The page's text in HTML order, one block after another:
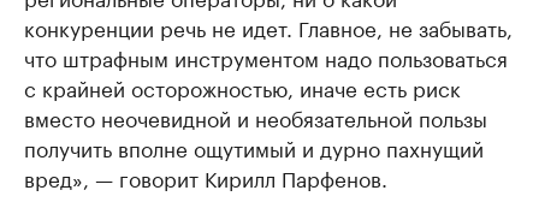
конкуренции речь не идет. Главное, не забывать,
что штрафным инструментом надо пользоваться
с крайней осторожностью, иначе есть риск
вместо неочевидной и необязательной пользы
получить вполне ощутимый и дурно пахнущий
вред», — говорит Кирилл Парфенов.